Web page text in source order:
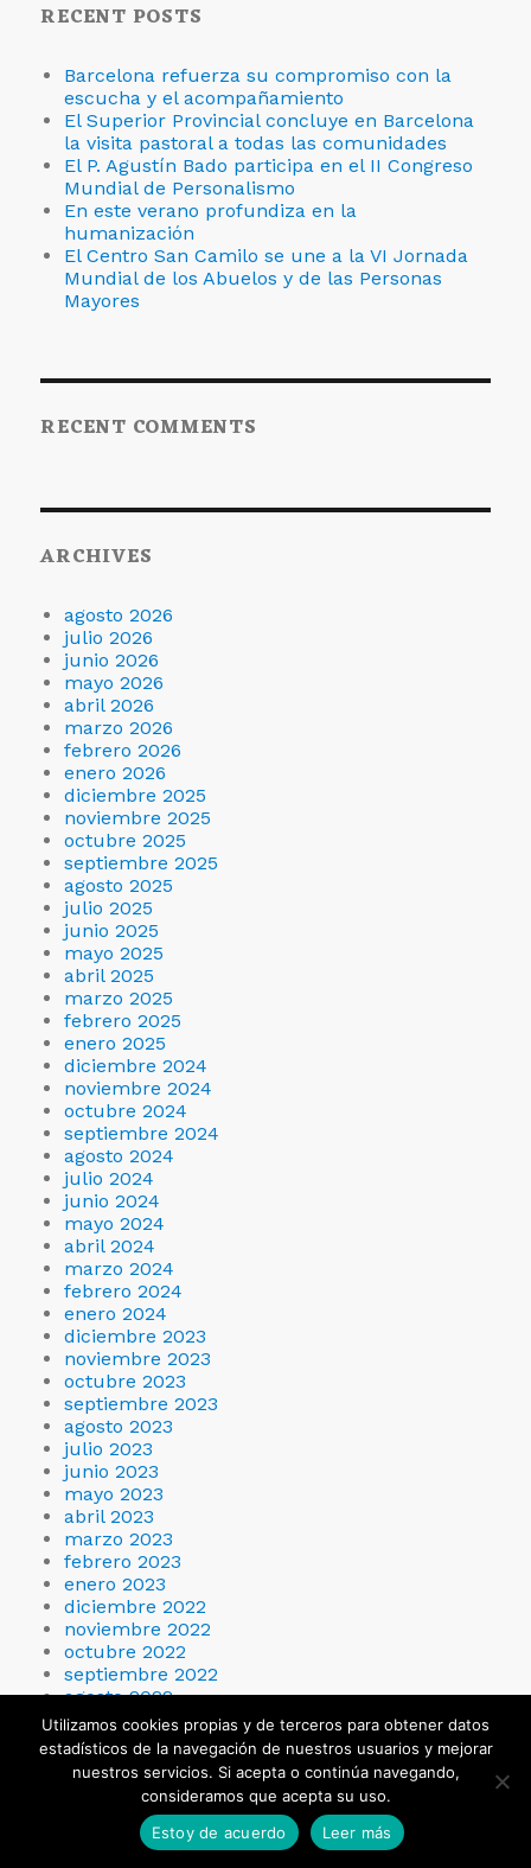
RECENT POSTS
Barcelona refuerza su compromiso con la
escucha y el acompañamiento
El Superior Provincial concluye en Barcelona
la visita pastoral a todas las comunidades
El P. Agustín Bado participa en el II Congreso
Mundial de Personalismo
En este verano profundiza en la
humanización
El Centro San Camilo se une a la VI Jornada
Mundial de los Abuelos y de las Personas
Mayores
RECENT COMMENTS
ARCHIVES
agosto 2026
julio 2026
junio 2026
mayo 2026
abril 2026
marzo 2026
febrero 2026
enero 2026
diciembre 2025
noviembre 2025
octubre 2025
septiembre 2025
agosto 2025
julio 2025
junio 2025
mayo 2025
abril 2025
marzo 2025
febrero 2025
enero 2025
diciembre 2024
noviembre 2024
octubre 2024
septiembre 2024
agosto 2024
julio 2024
junio 2024
mayo 2024
abril 2024
marzo 2024
febrero 2024
enero 2024
diciembre 2023
noviembre 2023
octubre 2023
septiembre 2023
agosto 2023
julio 2023
junio 2023
mayo 2023
abril 2023
marzo 2023
febrero 2023
enero 2023
diciembre 2022
noviembre 2022
octubre 2022
septiembre 2022
agosto 2022
julio 2022
junio 2022
mayo 2022
abril 2022
marzo 2022
febrero 2022
enero 2022
Utilizamos cookies propias y de terceros para obtener datos
estadísticos de la navegación de nuestros usuarios y mejorar
nuestros servicios. Si acepta o continúa navegando,
consideramos que acepta su uso.
Estoy de acuerdo
Leer más